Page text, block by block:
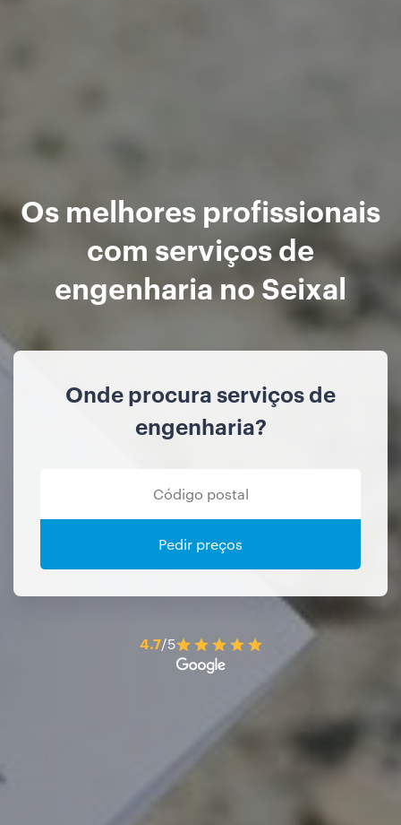
Os melhores profissionais
com serviços de
engenharia no Seixal
Onde procura serviços de
engenharia?
Pedir preços
4.7/5